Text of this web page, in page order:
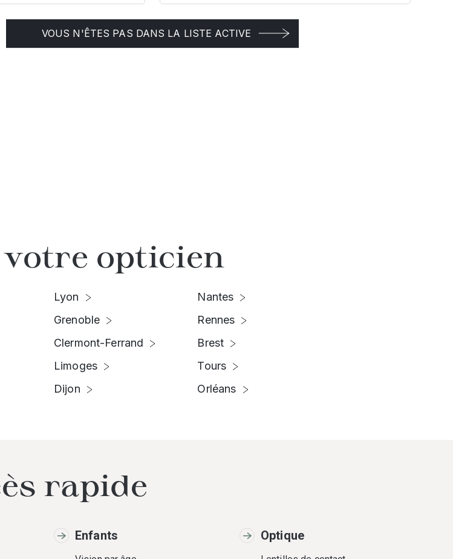
VOUS N'ÊTES PAS DANS LA LISTE ACTIVE
opticien
Lyon
Grenoble
Clermont-Ferrand
Limoges
Dijon
Nantes
Rennes
Brest
Tours
Orléans
rapide
Enfants Optique